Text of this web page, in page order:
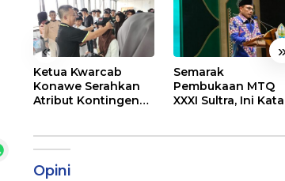
«
Ketua Kwarcab
Konawe Serahkan
Atribut Kontingen
Semarak
Pembukaan MTQ
XXXI Sultra, Ini Kata
Opini